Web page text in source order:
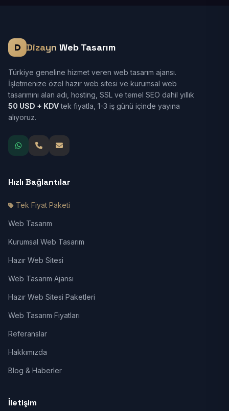
Dizayn Web Tasarım
Türkiye geneline hizmet veren web tasarım ajansı.
İşletmenize özel hazır web sitesi ve kurumsal web
tasarımını alan adı, hosting, SSL ve temel SEO dahil yıllık
50 USD + KDVtek fiyatla, 1-3 iş günü içinde yayına
alıyoruz.
Hızlı Bağlantılar
Tek Fiyat Paketi
Web Tasarım
Kurumsal Web Tasarım
Hazır Web Sitesi
Web Tasarım Ajansı
Hazır Web Sitesi Paketleri
Web Tasarım Fiyatları
Referanslar
Hakkımızda
Blog & Haberler
İletişim